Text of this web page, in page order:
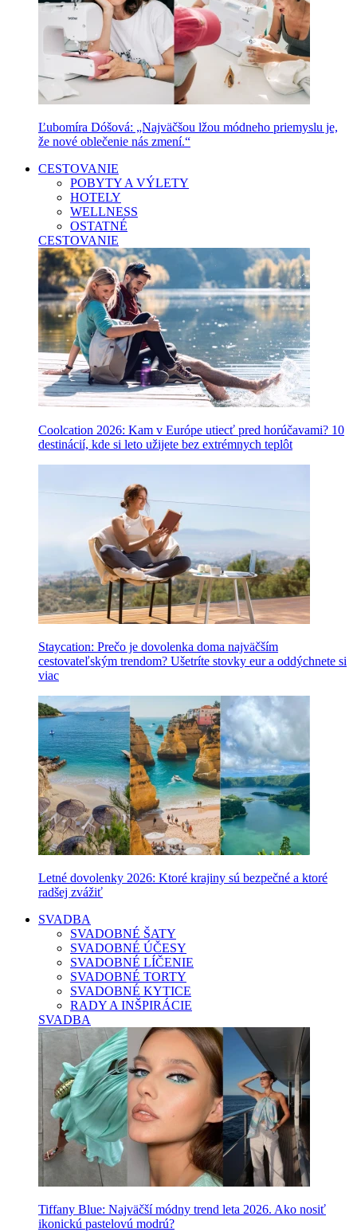
Ľubomíra Dóšová: „Najväčšou lžou módneho priemyslu je,
že nové oblečenie nás zmení.“
CESTOVANIE
POBYTY A VÝLETY
HOTELY
WELLNESS
OSTATNÉ
CESTOVANIE
Coolcation 2026: Kam v Európe utiecť pred horúčavami? 10
destinácií, kde si leto užijete bez extrémnych teplôt
Staycation: Prečo je dovolenka doma najväčším
cestovateľským trendom? Ušetríte stovky eur a oddýchnete si
viac
Letné dovolenky 2026: Ktoré krajiny sú bezpečné a ktoré
radšej zvážiť
SVADBA
SVADOBNÉ ŠATY
SVADOBNÉ ÚČESY
SVADOBNÉ LÍČENIE
SVADOBNÉ TORTY
SVADOBNÉ KYTICE
RADY A INŠPIRÁCIE
SVADBA
Tiffany Blue: Najväčší módny trend leta 2026. Ako nosiť
ikonickú pastelovú modrú?